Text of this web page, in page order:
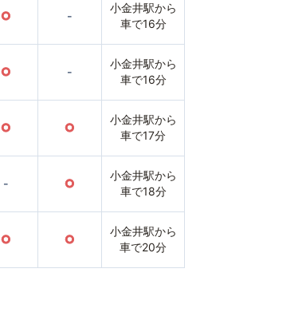
○ -
小金井駅から
車で16分
○ -
小金井駅から
車で16分
○ ○
小金井駅から
車で17分
- ○
小金井駅から
車で18分
○ ○
小金井駅から
車で20分